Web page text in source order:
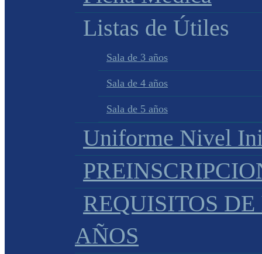
Listas de Útiles
Sala de 3 años
Sala de 4 años
Sala de 5 años
Uniforme Nivel
REQUISITOS
AÑOS